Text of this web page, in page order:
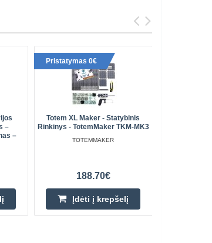
–
–
Pristatymas 0€
Totem XL Maker - Statybinis
Rinkinys - TotemMaker TKM-MK3
TOTEMMAKER
188.70€
Įdėti į krepšelį